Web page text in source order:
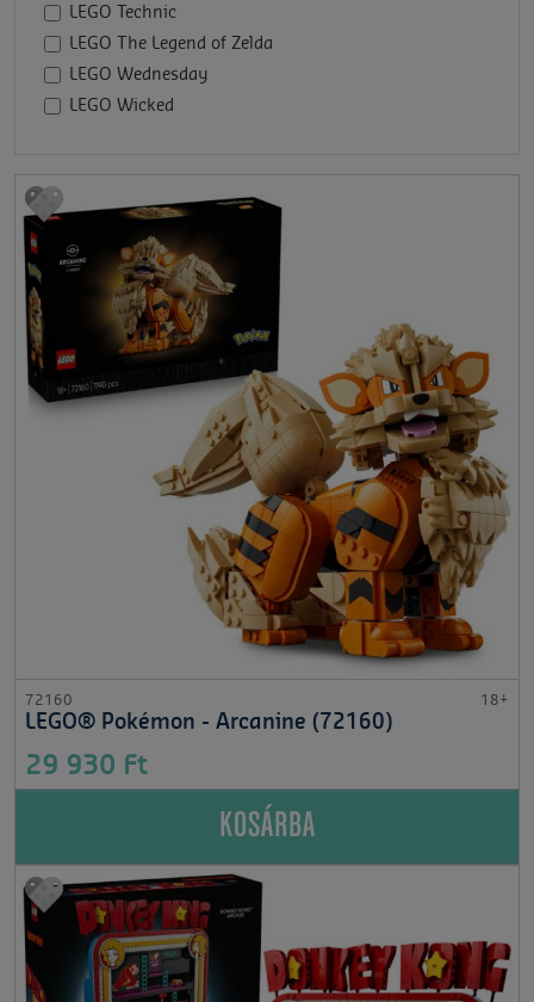
LEGO Technic
LEGO The Legend of Zelda
LEGO Wednesday
LEGO Wicked
72160 18+
LEGO® Pokémon - Arcanine (72160)
29 930 Ft
KOSÁRBA